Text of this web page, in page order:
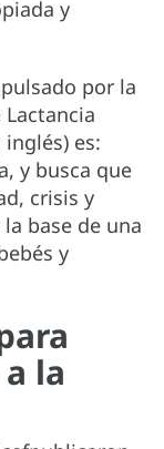
y
por la
es:
y busca que
crisis y
base de una
y
la